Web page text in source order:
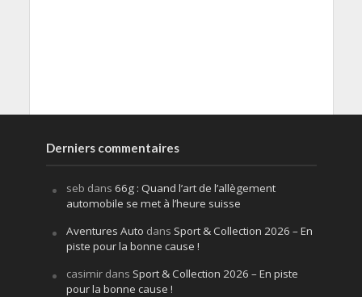
Derniers commentaires
seb dans 66g : Quand l’art de l’allègement
automobile se met à l’heure suisse
Aventures Auto dans Sport & Collection 2026 – En
piste pour la bonne cause !
casimirdans Sport & Collection 2026 – En piste
pour la bonne cause !